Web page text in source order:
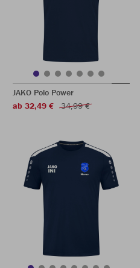
JAKO Polo Power
ab 32,49 €
34,99 €